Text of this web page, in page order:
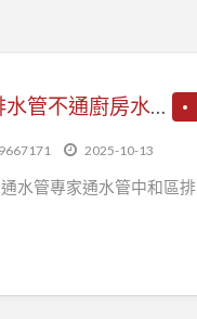
中和區通水管 洗碗槽排水管不通廚房水槽不通 浴室水管不通
2025-10-13
水管專家通水管中和區排